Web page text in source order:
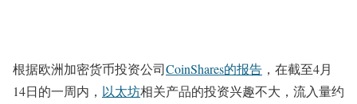
根据欧洲加密货币投资公司CoinShares的报告 ，在截至4月
14日的一周内， 以太坊相关产品的投资兴趣不大，流入量约